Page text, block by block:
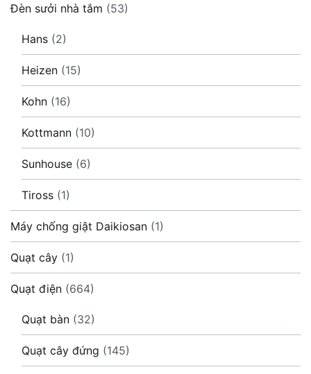
Đèn sưởi nhà tắm (53)
Hans (2)
Heizen (15)
Kohn (16)
Kottmann (10)
Sunhouse (6)
Tiross (1)
Máy chống giật Daikiosan (1)
Quạt cây (1)
Quạt điện (664)
Quạt bàn (32)
Quạt cây đứng (145)